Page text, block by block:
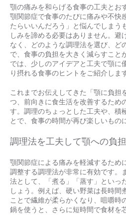
顎の痛みを和らげる食事の工夫とお
顎関節症で食事のたびに痛みや不快
たらいいんだろう」と悩んでしまう
しみを諦める必要はありません。避
なく、どのような調理法を選び、ど
で、食事の負担を大きく減らすこと
では、少しのアイデアと工夫で顎に
り摂れる食事のヒントをご紹介しま
これまでお伝えしてきた「顎に負担
つ、前向きに食生活を改善するため
す。調理のちょっとした工夫や、積
とで、食事の時間が再び楽しいもの
調理法を工夫して顎への負
顎関節症による痛みを軽減するため
調整する調理法が非常に有効です。
法として、「煮る」「蒸す」といっ
しょう。例えば、硬い野菜は長時間
ことで繊維が柔らかくなり、咀嚼時
鍋を使うと、さらに短時間で食材を